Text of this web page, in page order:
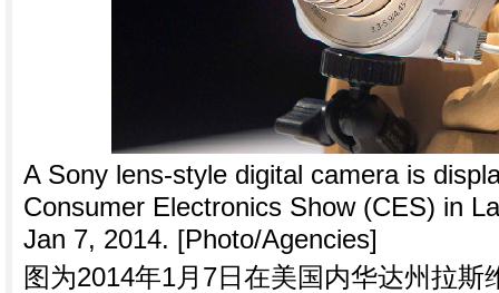
A Sony lens-style digital camera is
Consumer Electronics Show (CES) in
Jan 7, 2014. [Photo/Agencies]
图为2014年1月7日在美国内华达州拉斯